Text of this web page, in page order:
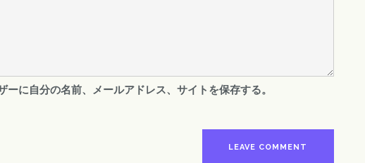
に自分の名前、メールアドレス、サイトを保存する。